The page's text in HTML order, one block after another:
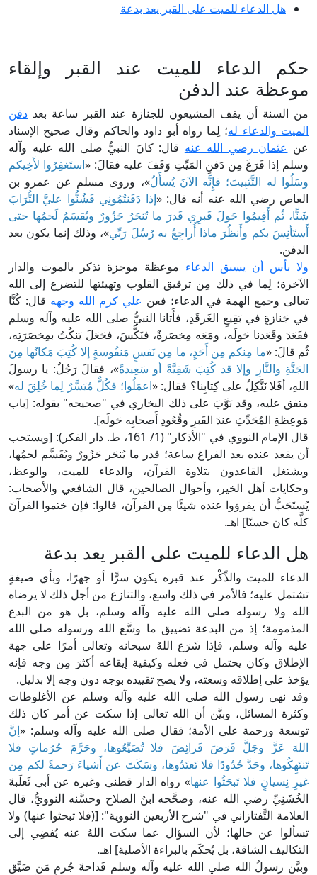
هل الدعاء للميت على القبر يعد بدعة
حكم الدعاء للميت عند القبر وإلقاء
موعظة عند الدفن
من السنة أن يقف المشيعون للجنازة عند القبر ساعة بعد دفن
الميت والدعاء له؛ لِما رواه أبو داود والحاكم وقال صحيح الإسناد
عن عثمان رضي الله عنه قال: كانَ النبيُّ صلى الله عليه وآله
وسلم إذا فَرَغَ مِن دَفنِ المَيِّتِ وَقَفَ عليه فقالَ: «استَغفِرُوا لأَخِيكم
وسَلُوا له التَّثبِيتَ؛ فإِنَّه الآنَ يُسأَلُ»، وروى مسلم عن عمرو بن
العاص رضي الله عنه أنه قال: «إذا دَفَنتُمُونِي فَشُنُّوا عليَّ التُّرَابَ
شَنًّا، ثُم أَقِيمُوا حَولَ قَبرِي قَدرَ ما تُنحَرُ جَزُورٌ ويُقسَمُ لَحمُها حتى
أَستَأنِسَ بكم وأَنظُرَ ماذا أُراجِعُ به رُسُلَ رَبِّي»، وذلك إنما يكون بعد
الدفن.
ولا بأس أن يسبق الدعاء موعظة موجزة تذكر بالموت والدار
الآخرة؛ لِما في ذلك مِن ترقيق القلوب وتهيئتها للتضرع إلى الله
تعالى وجمع الهمة في الدعاء؛ فعن علي كرم الله وجهه قال: كُنَّا
في جَنازةٍ في بَقِيعِ الغَرقَدِ، فأَتانا النبيُّ صلى الله عليه وآله وسلم
فقَعَدَ وقَعَدنا حَولَه، ومَعَه مِخصَرةٌ، فنَكَّسَ، فجَعَلَ يَنكُتُ بمِخصَرَتِه،
ثُم قالَ: «ما مِنكم مِن أَحَدٍ، ما مِن نَفسٍ مَنفُوسةٍ إلا كُتِبَ مَكانُها مِنَ
الجَنَّةِ والنَّارِ وإلا قد كُتِبَ شَقِيَّةً أو سَعِيدةً»، فقالَ رَجُلٌ: يا رسولَ
اللهِ، أفَلا نَتَّكِلُ على كِتابِنا؟ فقال: «اعمَلُوا؛ فكُلٌّ مُيَسَّرٌ لِما خُلِقَ له»
متفق عليه، وقد بَوَّبَ على ذلك البخاري في "صحيحه" بقوله: [باب
مَوعِظةِ المُحَدِّثِ عندَ القَبرِ وقُعُودِ أَصحابِه حَولَه].
قال الإمام النووي في "الأذكار" (1/ 161، ط. دار الفكر): [ويستحب
أن يقعد عنده بعد الفراغ ساعة؛ قدر ما يُنحَر جَزُورٌ ويُقَسَّم لحمُها،
ويشتغل القاعدون بتلاوة القرآن، والدعاء للميت، والوعظ،
وحكايات أهل الخير، وأحوال الصالحين، قال الشافعي والأصحاب:
يُستَحَبُّ أن يقرؤوا عنده شيئًا مِن القرآن، قالوا: فإن ختموا القرآنَ
كلَّه كان حسنًا] اهـ.
هل الدعاء للميت على القبر يعد بدعة
الدعاء للميت والذِّكْر عند قبره يكون سرًّا أو جهرًا، وبأي صيغةٍ
تشتمل عليه؛ فالأمر في ذلك واسع، والتنازع من أجل ذلك لا يرضاه
الله ولا رسوله صلى الله عليه وآله وسلم، بل هو من البدع
المذمومة؛ إذ من البدعة تضييق ما وسَّع الله ورسوله صلى الله
عليه وآله وسلم، فإذا شَرَع اللهُ سبحانه وتعالى أمرًا على جهة
الإطلاق وكان يحتمل في فعله وكيفية إيقاعه أكثرَ مِن وجه فإنه
يؤخذ على إطلاقه وسعته، ولا يصح تقييده بوجه دون وجه إلا بدليل.
وقد نهى رسول الله صلى الله عليه وآله وسلم عن الأغلوطات
وكثرة المسائل، وبيَّن أن الله تعالى إذا سكت عن أمر كان ذلك
توسعة ورحمة على الأمة؛ فقال صلى الله عليه وآله وسلم: «إنَّ
اللهَ عَزَّ وجَلَّ فَرَضَ فَرائِضَ فلا تُضَيِّعُوها، وحَرَّمَ حُرُماتٍ فلا
تَنتَهِكُوها، وحَدَّ حُدُودًا فلا تَعتَدُوها، وسَكَتَ عن أَشياءَ رَحمةً لكم مِن
غيرِ نِسيانٍ فلا تَبحَثُوا عنها» رواه الدار قطني وغيره عن أبي ثَعلَبةَ
الخُشَنِيِّ رضي الله عنه، وصحَّحه ابنُ الصلاح وحسَّنه النوويُّ، قال
العلامة التَّفتازاني في "شرح الأربعين النووية": [(فلا تبحثوا عنها) ولا
تسألوا عن حالها؛ لأن السؤال عما سكت اللهُ عنه يُفضِي إلى
التكاليف الشاقة، بل يُحكَم بالبراءة الأصلية] اهـ.
وبيَّن رسولُ الله صلي الله عليه وآله وسلم فَداحةَ جُرمِ مَن ضَيَّق